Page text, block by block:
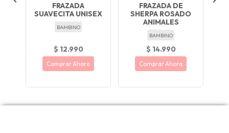
FRAZADA
SUAVECITA UNISEX
BAMBINO
$ 12.990
Comprar Ahora
FRAZADA DE
SHERPA ROSADO
ANIMALES
BAMBINO
$ 14.990
Comprar Ahora